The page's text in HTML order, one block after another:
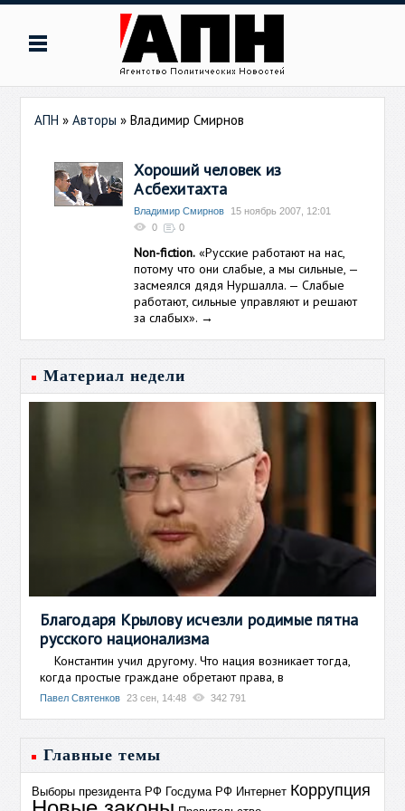
АПН »Авторы »Владимир Смирнов
Хороший человек из
Асбехитахта
Владимир Смирнов
15 ноябрь 2007, 12:01
0
0
Non-fiction. «Русские работают на нас,
потому что они слабые, а мы сильные, —
засмеялся дядя Нуршалла. — Слабые
работают, сильные управляют и решают
за слабых». →
Материал недели
Благодаря Крылову исчезли родимые пятна
русского национализма
Константин учил другому. Что нация возникает тогда,
когда простые граждане обретают права, в
Павел Святенков 23 сен, 14:48 342 791
Главные темы
Выборы президента РФ Госдума РФ Интернет Коррупция